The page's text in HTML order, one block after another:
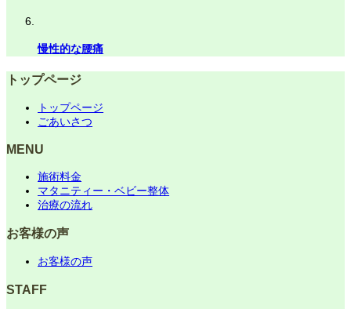
慢性的な腰痛
トップページ
トップページ
ごあいさつ
MENU
施術料金
マタニティー・ベビー整体
治療の流れ
お客様の声
お客様の声
STAFF